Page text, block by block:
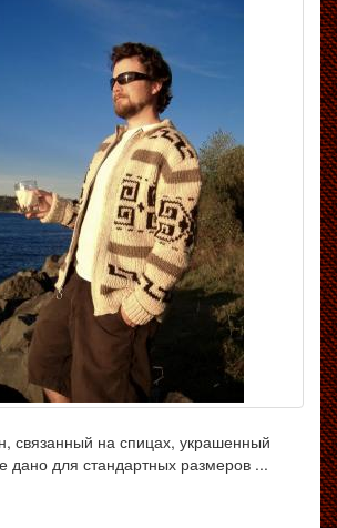
связанный на спицах, украшенный
дано для стандартных размеров ...